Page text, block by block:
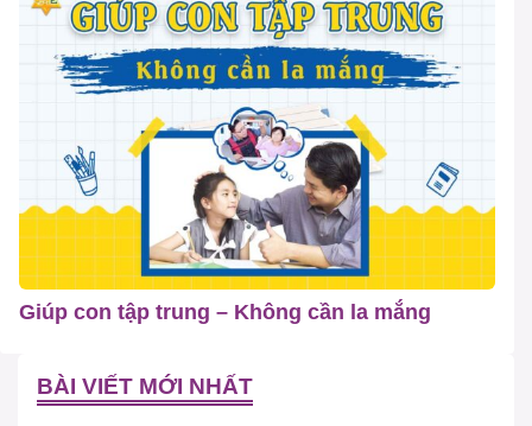
Giúp con tập trung – Không cần la mắng
BÀI VIẾT MỚI NHẤT